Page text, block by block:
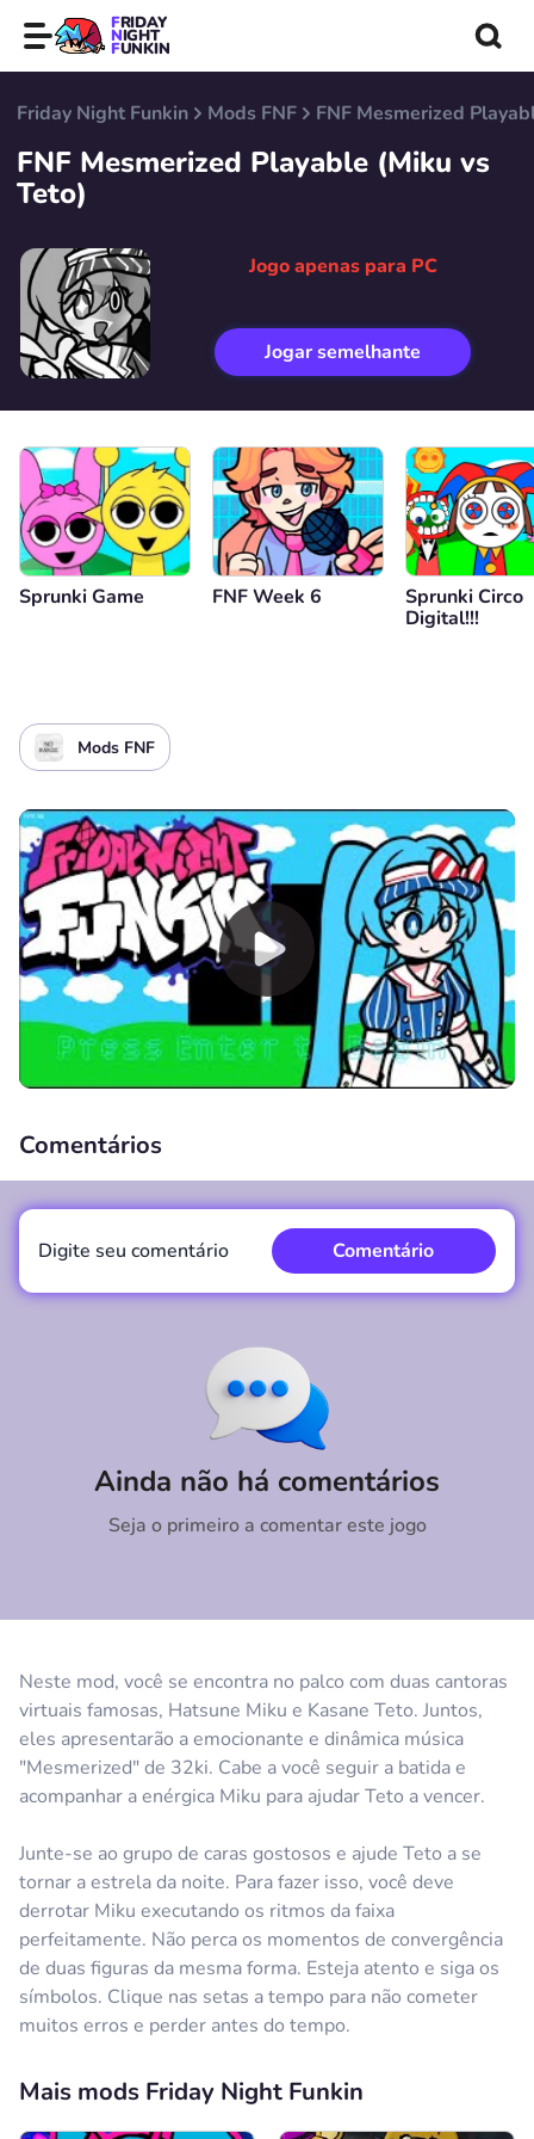
FRIDAY
NIGHT
FUNKIN
Friday Night Funkin Mods FNF FNF Mesmerized
FNF Mesmerized Playable (Miku vs
Teto)
Jogo apenas para PC
Jogar semelhante
Sprunki Game FNF Week 6
Sprunki Circo
Digital!!!
00:00 /
Mods FNF
Neste mod, você se encontra no palco com duas cantoras
virtuais famosas, Hatsune Miku e Kasane Teto. Juntos,
eles apresentarão a emocionante e dinâmica música
"Mesmerized" de 32ki. Cabe a você seguir a batida e
acompanhar a enérgica Miku para ajudar Teto a vencer.
Junte-se ao grupo de caras gostosos e ajude Teto a se
tornar a estrela da noite. Para fazer isso, você deve
derrotar Miku executando os ritmos da faixa
perfeitamente. Não perca os momentos de convergência
de duas figuras da mesma forma. Esteja atento e siga os
símbolos. Clique nas setas a tempo para não cometer
muitos erros e perder antes do tempo.
Comentários
Ainda não há comentários
Seja o primeiro a comentar este jogo
Digite seu comentário Comentário
Mais mods Friday Night Funkin